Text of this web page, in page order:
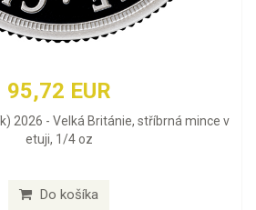
95,72 EUR
2026 - Velká Británie, stříbrná mince v
etuji, 1/4 oz
Do košíka